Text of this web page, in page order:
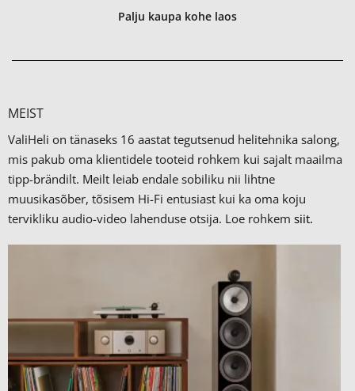
Palju kaupa kohe laos
MEIST
ValiHeli on tänaseks 16 aastat tegutsenud helitehnika salong,
mis pakub oma klientidele tooteid rohkem kui sajalt maailma
tipp-brändilt. Meilt leiab endale sobiliku nii lihtne
muusikasõber, tõsisem Hi-Fi entusiast kui ka oma koju
tervikliku audio-video lahenduse otsija. Loe rohkem siit.